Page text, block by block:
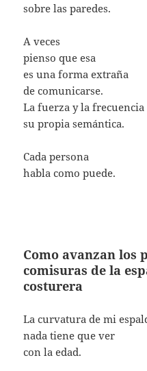
sobre las paredes.
A veces
pienso que esa
es una forma extraña
de comunicarse.
La fuerza y la
su propia semántica.
Cada persona
habla como puede.
Como avanzan los
comisuras de la
costurera
La curvatura de mi
nada tiene que ver
con la edad.